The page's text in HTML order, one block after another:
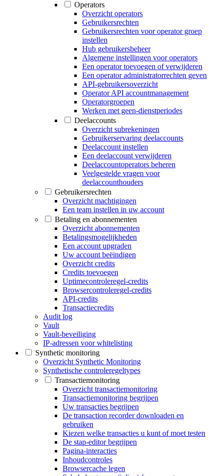
Operators
Overzicht operators
Gebruikersrechten
Gebruikersrechten voor operator groep
instellen
Hub gebruikersbeheer
Algemene instellingen voor operators
Een operator toevoegen of verwijderen
Een operator administratorrechten geven
API-gebruikersoverzicht
Operator API accountmanagement
Operatorgroepen
Werken met geen-dienstperiodes
Deelaccounts
Overzicht subrekeningen
Gebruikerservaring deelaccounts
Deelaccount instellen
Een deelaccount verwijderen
Deelaccountoperators beheren
Veelgestelde vragen voor
deelaccounthouders
Gebruikersrechten
Overzicht machtigingen
Een team instellen in uw account
Betaling en abonnementen
Overzicht abonnementen
Betalingsmogelijkheden
Een account upgraden
Uw account beëindigen
Overzicht credits
Credits toevoegen
Uptimecontroleregel-credits
Browsercontroleregel-credits
API-credits
Transactiecredits
Audit log
Vault
Vault-beveiliging
IP-adressen voor whitelisting
Synthetic monitoring
Overzicht Synthetic Monitoring
Synthetische controleregeltypes
Transactiemonitoring
Overzicht transactiemonitoring
Transactiemonitoring begrijpen
Uw transacties begrijpen
De transaction recorder downloaden en
gebruiken
Kiezen welke transacties u kunt of moet testen
De stap-editor begrijpen
Pagina-interacties
Inhoudcontroles
Browsercache legen